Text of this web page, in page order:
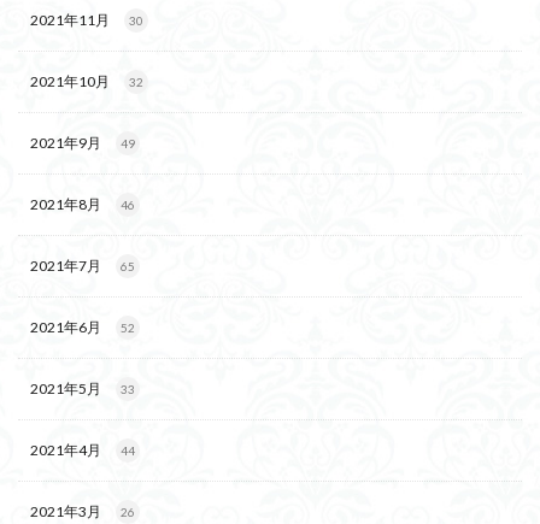
2021年11月 30
2021年10月 32
2021年9月 49
2021年8月 46
2021年7月 65
2021年6月 52
2021年5月 33
2021年4月 44
2021年3月 26